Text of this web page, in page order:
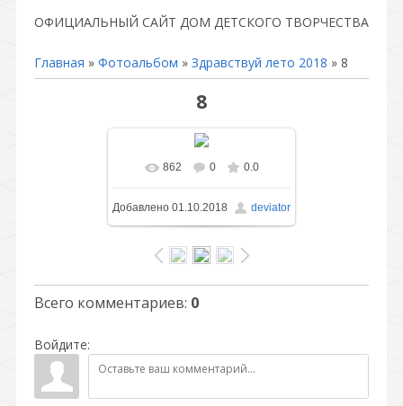
ОФИЦИАЛЬНЫЙ САЙТ ДОМ ДЕТСКОГО ТВОРЧЕСТВА
Главная » Фотоальбом » Здравствуй лето 2018 » 8
8
В реальном размере
1141x761/ 497.9Kb
862 0 0.0
Добавлено 01.10.2018 deviator
Всего комментариев: 0
Войдите: